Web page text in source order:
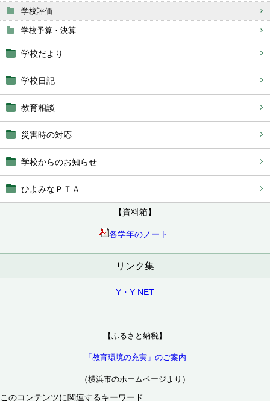
学校評価
学校予算・決算
学校だより
学校日記
教育相談
災害時の対応
学校からのお知らせ
ひよみなＰＴＡ
【資料箱】
各学年のノート
リンク集
Y・Y NET
【ふるさと納税】
「教育環境の充実」のご案内
（横浜市のホームページより）
このコンテンツに関連するキーワード